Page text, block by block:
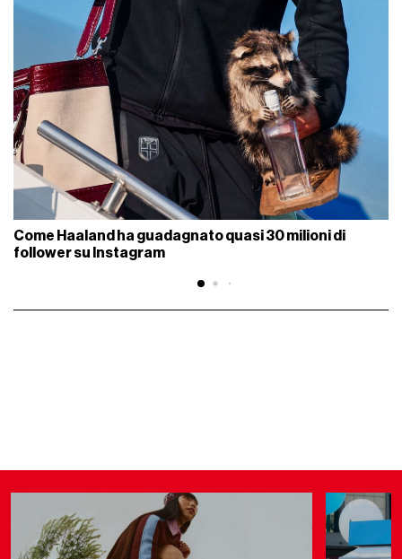
Come Haaland ha guadagnato quasi 30 milioni di
follower su Instagram